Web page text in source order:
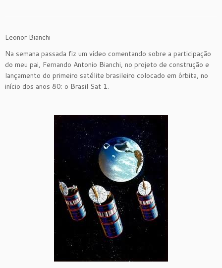
Leonor Bianchi
Na semana passada fiz um vídeo comentando sobre a participação
do meu pai, Fernando Antonio Bianchi, no projeto de construção e
lançamento do primeiro satélite brasileiro colocado em órbita, no
início dos anos 80: o Brasil Sat 1.